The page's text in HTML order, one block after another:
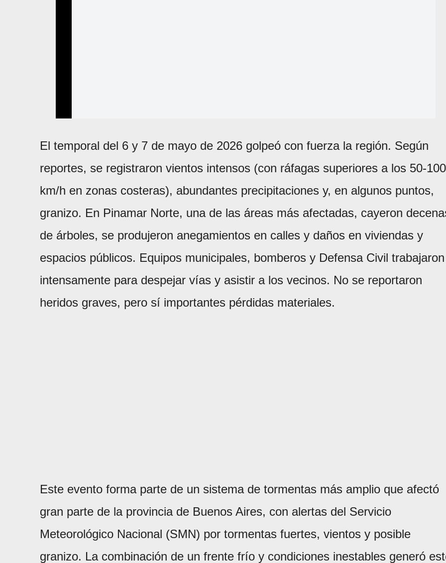
El temporal del 6 y 7 de mayo de 2026 golpeó con fuerza la región. Según
reportes, se registraron vientos intensos (con ráfagas superiores a los 50-100
km/h en zonas costeras), abundantes precipitaciones y, en algunos puntos,
granizo. En Pinamar Norte, una de las áreas más afectadas, cayeron
de árboles, se produjeron anegamientos en calles y daños en viviendas y
espacios públicos. Equipos municipales, bomberos y Defensa Civil trabajaron
intensamente para despejar vías y asistir a los vecinos. No se reportaron
heridos graves, pero sí importantes pérdidas materiales.
Este evento forma parte de un sistema de tormentas más amplio que afectó
gran parte de la provincia de Buenos Aires, con alertas del Servicio
Meteorológico Nacional (SMN) por tormentas fuertes, vientos y posible
granizo. La combinación de un frente frío y condiciones inestables generó